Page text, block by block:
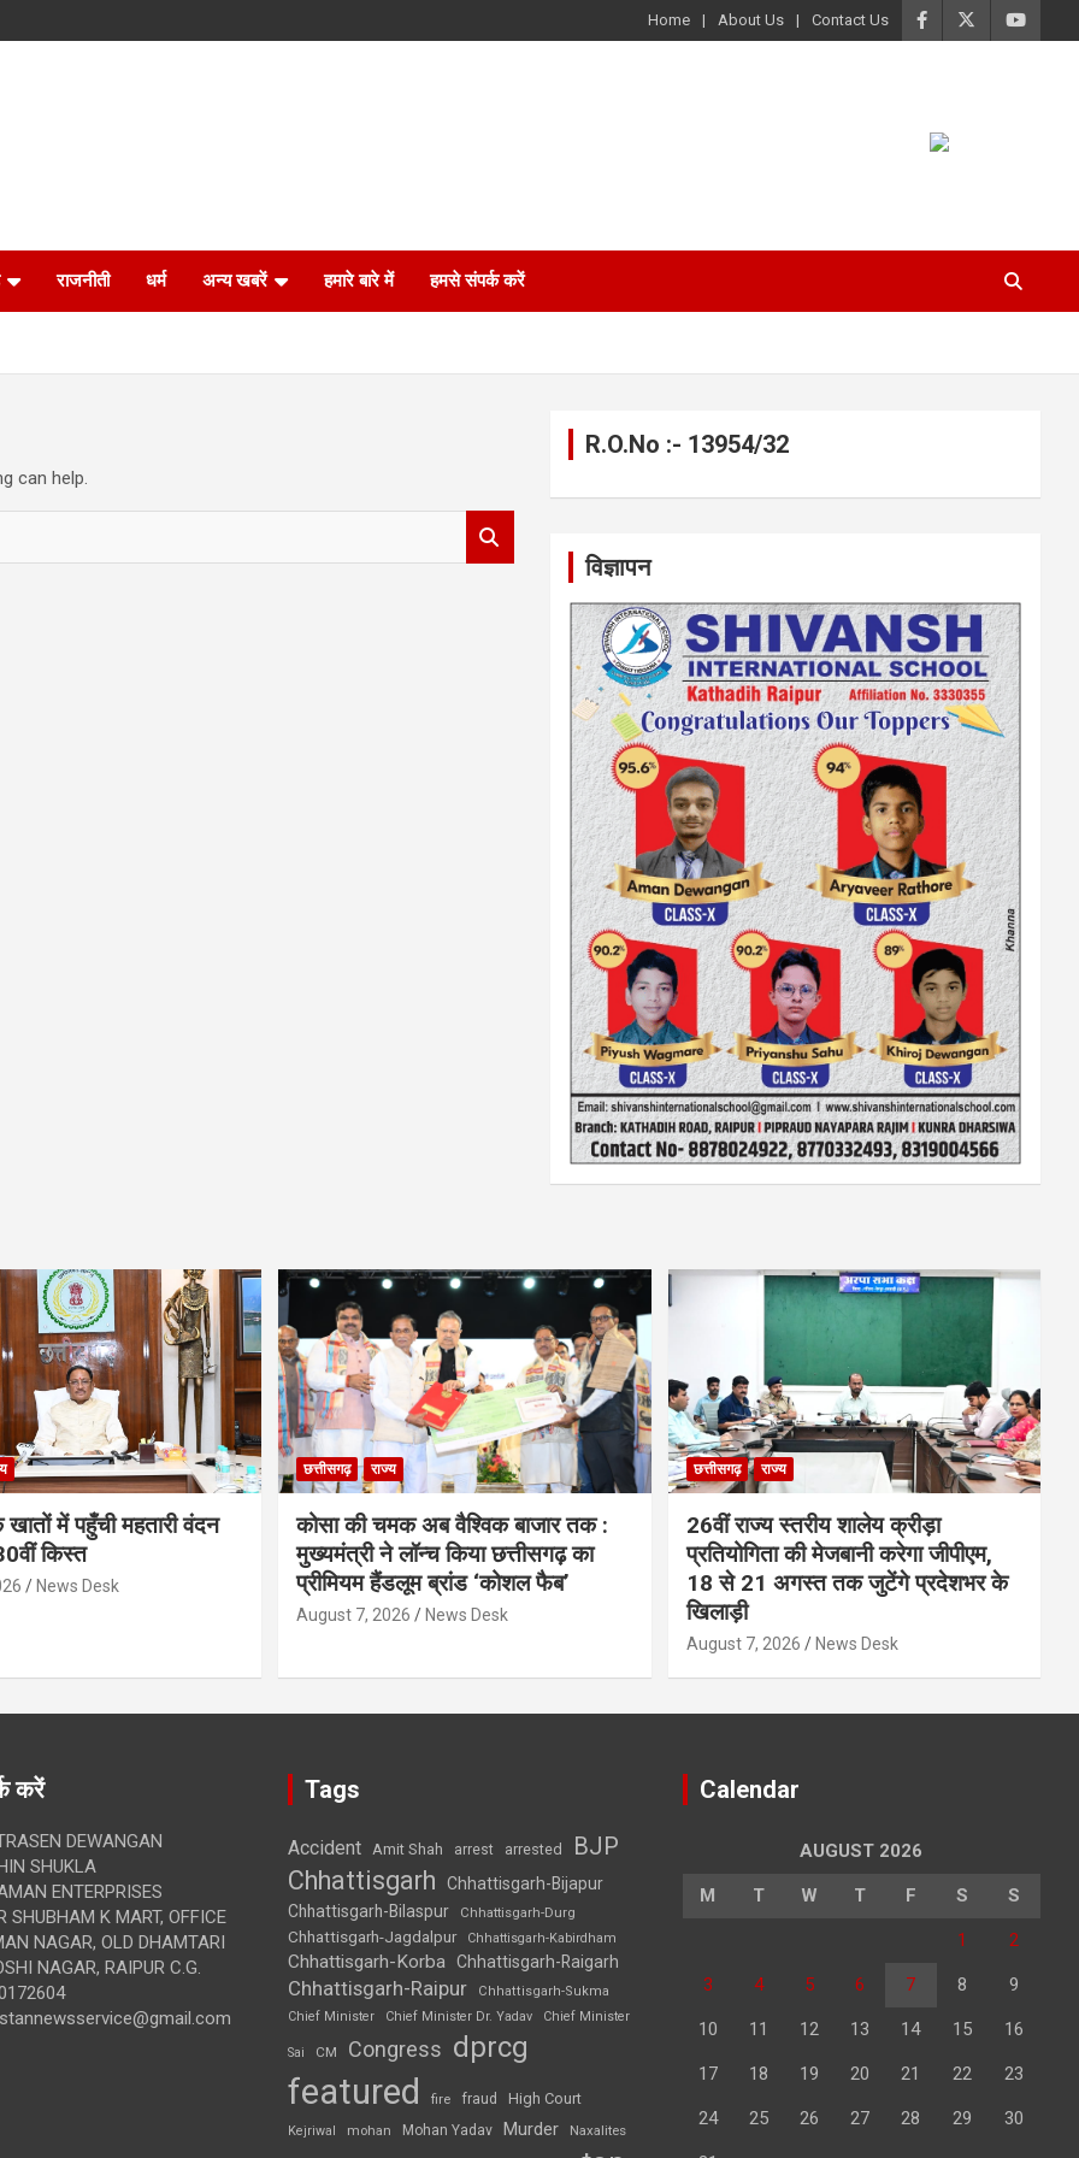
Home About Us Contact Us
राजनीती धर्म अन्य खबरें हमारे बारे में हमसे संपर्क करें
can help.
R.O.No :- 13954/32
विज्ञापन
में पहुँची महतारी वंदन
किस्त
News Desk
छत्तीसगढ़ राज्य
कोसा की चमक अब वैश्विक बाजार तक :
मुख्यमंत्री ने लॉन्च किया छत्तीसगढ़ का
प्रीमियम हैंडलूम ब्रांड ‘कोशल फैब’
August 7, 2026 News Desk
छत्तीसगढ़ राज्य
26वीं राज्य स्तरीय शालेय क्रीड़ा
प्रतियोगिता की मेजबानी करेगा जीपीएम,
18 से 21 अगस्त तक जुटेंगे प्रदेशभर के
खिलाड़ी
August 7, 2026 News Desk
करें
DEWANGAN
SHUKLA
ENTERPRISES
SHUBHAM K MART, OFFICE
NAGAR, OLD DHAMTARI
NAGAR, RAIPUR C.G.
Tags
Accident Amit Shah arrest arrested BJP
Chhattisgarh
Chhattisgarh-Bijapur
Chhattisgarh-Bilaspur
Chhattisgarh-Durg
Chhattisgarh-Jagdalpur Chhattisgarh-Kabirdham
Chhattisgarh-Korba Chhattisgarh-Raigarh
Chhattisgarh-Raipur
Chhattisgarh-Sukma
Chief Minister
Chief Minister Dr. Yadav Chief Minister
Sai CM Congress dprcg
featured fire fraud High Court
Kejriwal mohan Mohan Yadav Murder Naxalites
Calendar
AUGUST 2026
M T W T F S S
1 2
3 4 5 6 7 8 9
10 11 12 13 14 15 16
17 18 19 20 21 22 23
24 25 26 27 28 29 30